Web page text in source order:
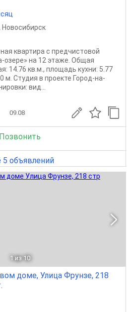
Новосибирск
квартира с предчистовой
озере» на 12 этаже. Общая
14.76 кв.м., площадь кухни: 5.77
м. Студия в проекте Город-на-
вид...
09.08
Позвонить
объявлений
1 из 10
доме, Улица Фрунзе, 218